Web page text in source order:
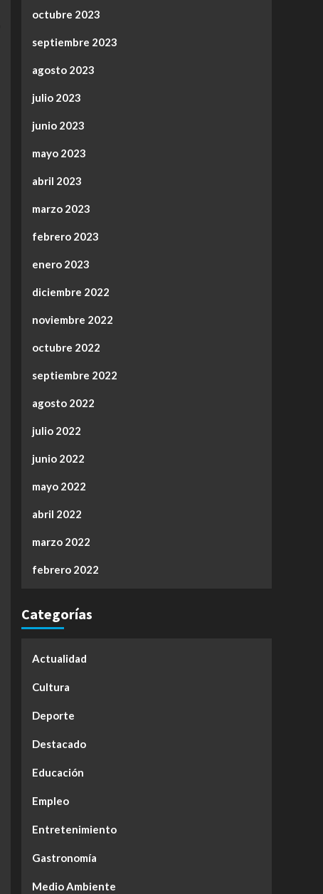
octubre 2023
septiembre 2023
agosto 2023
julio 2023
junio 2023
mayo 2023
abril 2023
marzo 2023
febrero 2023
enero 2023
diciembre 2022
noviembre 2022
octubre 2022
septiembre 2022
agosto 2022
julio 2022
junio 2022
mayo 2022
abril 2022
marzo 2022
febrero 2022
Categorías
Actualidad
Cultura
Deporte
Destacado
Educación
Empleo
Entretenimiento
Gastronomía
Medio Ambiente